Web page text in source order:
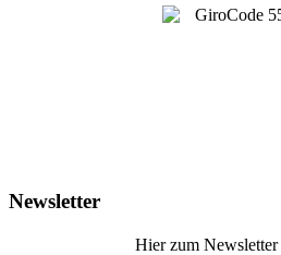
Newsletter
Hier zum Newsletter